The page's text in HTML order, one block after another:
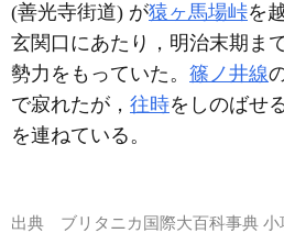
(善光寺街道) が猿ヶ馬場峠を
玄関口にあたり，明治末期ま
勢力をもっていた。 篠ノ井線
で寂れたが， 往時をしのばせ
を連ねている。
出典 ブリタニカ国際大百科事典